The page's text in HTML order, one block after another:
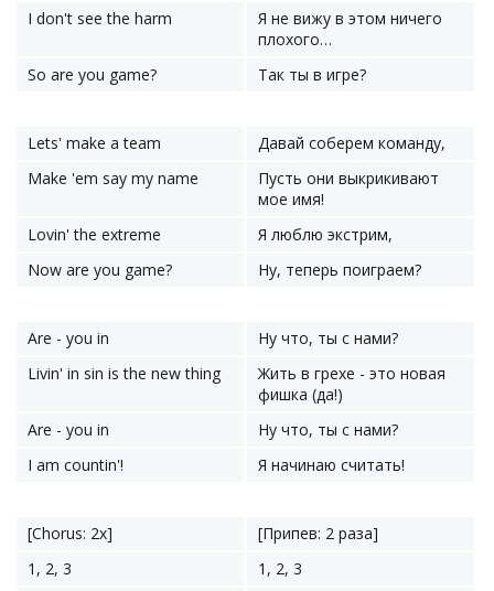
I don't see the harm
Я не вижу в этом ничего
плохого…
So are you game?
Так ты в игре?
Lets' make a team
Давай соберем команду,
Make 'em say my name
Пусть они выкрикивают
мое имя!
Lovin' the extreme
Я люблю экстрим,
Now are you game?
Ну, теперь поиграем?
Are - you in
Ну что, ты с нами?
Livin' in sin is the new thing
Жить в грехе - это новая
фишка (да!)
Are - you in
Ну что, ты с нами?
I am countin'!
Я начинаю считать!
[Chorus: 2x]
[Припев: 2 раза]
1, 2, 3
1, 2, 3